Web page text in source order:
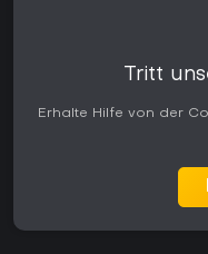
Tritt
Erhalte Hilfe von der